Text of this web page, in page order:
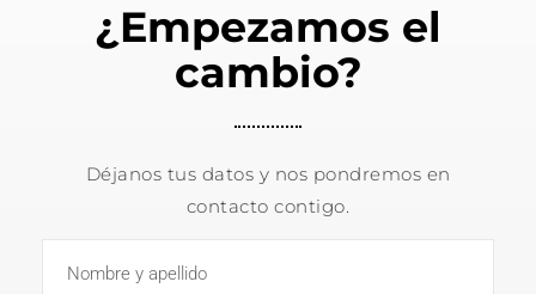
¿Empezamos el
cambio?
Déjanos tus datos y nos pondremos en
contacto contigo.